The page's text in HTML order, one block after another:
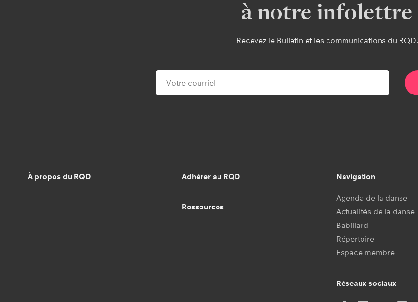
à notre infolettre
Recevez le Bulletin et les communications du RQD.
À propos du RQD Adhérer au RQD
Ressources
Navigation
Agenda de la danse
Actualités de la danse
Babillard
Répertoire
Espace membre
Réseaux sociaux